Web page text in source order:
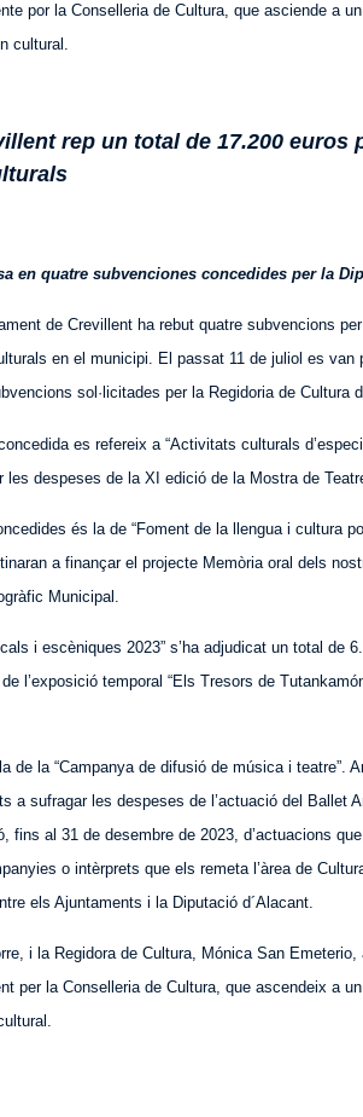
por la Conselleria de Cultura, que asciende a
cultural.
rep un total de 17.200 euros
en quatre subvenciones concedides per la
de Crevillent ha rebut quatre subvencions
en el municipi. El passat 11 de juliol es
sol·licitades per la Regidoria de Cultura
es refereix a “Activitats culturals
despeses de la XI edició de la Mostra de
és la de “Foment de la llengua i cultura
a finançar el projecte Memòria oral dels
Municipal.
i escèniques 2023” s’ha adjudicat un total de
l’exposició temporal “Els Tresors de
de la “Campanya de difusió de música i teatre”.
a sufragar les despeses de l’actuació del Ballet
fins al 31 de desembre de 2023, d’actuacions
o intèrprets que els remeta l’àrea de
els Ajuntaments i la Diputació d´Alacant.
i la Regidora de Cultura, Mónica San
per la Conselleria de Cultura, que ascendeix a